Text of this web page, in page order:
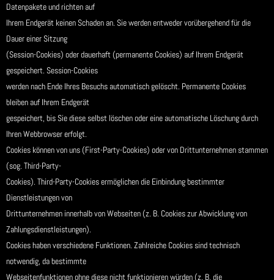
Datenpakete und richten auf
Ihrem Endgerät keinen Schaden an. Sie werden entweder vorübergehend für die
Dauer einer Sitzung
(Session-Cookies) oder dauerhaft (permanente Cookies) auf Ihrem Endgerät
gespeichert. Session-Cookies
werden nach Ende Ihres Besuchs automatisch gelöscht. Permanente Cookies
bleiben auf Ihrem Endgerät
gespeichert, bis Sie diese selbst löschen oder eine automatische Löschung durch
Ihren Webbrowser erfolgt.
Cookies können von uns (First-Party-Cookies) oder von Drittunternehmen stammen
(sog. Third-Party-
Cookies). Third-Party-Cookies ermöglichen die Einbindung bestimmter
Dienstleistungen von
Drittunternehmen innerhalb von Webseiten (z. B. Cookies zur Abwicklung von
Zahlungsdienstleistungen).
Cookies haben verschiedene Funktionen. Zahlreiche Cookies sind technisch
notwendig, da bestimmte
Webseitenfunktionen ohne diese nicht funktionieren würden (z. B. die